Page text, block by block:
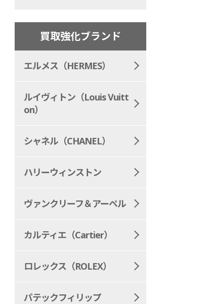
買取強化ブランド
エルメス（HERMES）
ルイヴィトン（Louis Vuitt
on）
シャネル（CHANEL）
ハリーウィンストン
ヴァンクリーフ＆アーペル
カルティエ（Cartier）
ロレックス（ROLEX）
パテックフィリップ